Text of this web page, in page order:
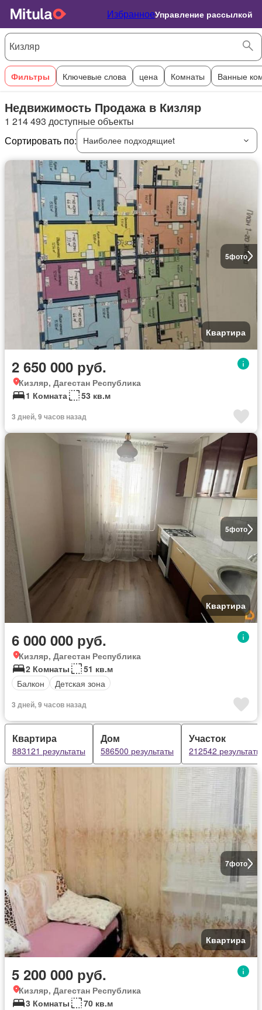
ИзбранноеУправление рассылкой
Фильтры Ключевые слова цена Комнаты Ванные
Недвижимость Продажа в Кизляр
1 214 493 доступные объекты
Сортировать по:
Наиболее подходящиеt
5фото
Квартира
2 650 000 руб.
Кизляр, Дагестан Республика
1 Комната
53 кв.м
3 дней, 9 часов назад
5фото
Квартира
6 000 000 руб.
Кизляр, Дагестан Республика
2 Комнаты
51 кв.м
Балкон
Детская зона
3 дней, 9 часов назад
Квартира
883121 результаты
Дом
586500 результаты
Участок
212542 результаты
7фото
Квартира
5 200 000 руб.
Кизляр, Дагестан Республика
3 Комнаты
70 кв.м